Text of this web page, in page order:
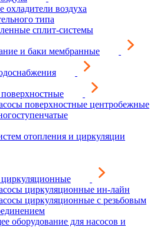
охладители воздуха
типа
сплит-системы
и баки мембранные
поверхностные центробежные
отопления и циркуляции
циркуляционные ин-лайн
циркуляционные с резьбовым
оборудование для насосов и